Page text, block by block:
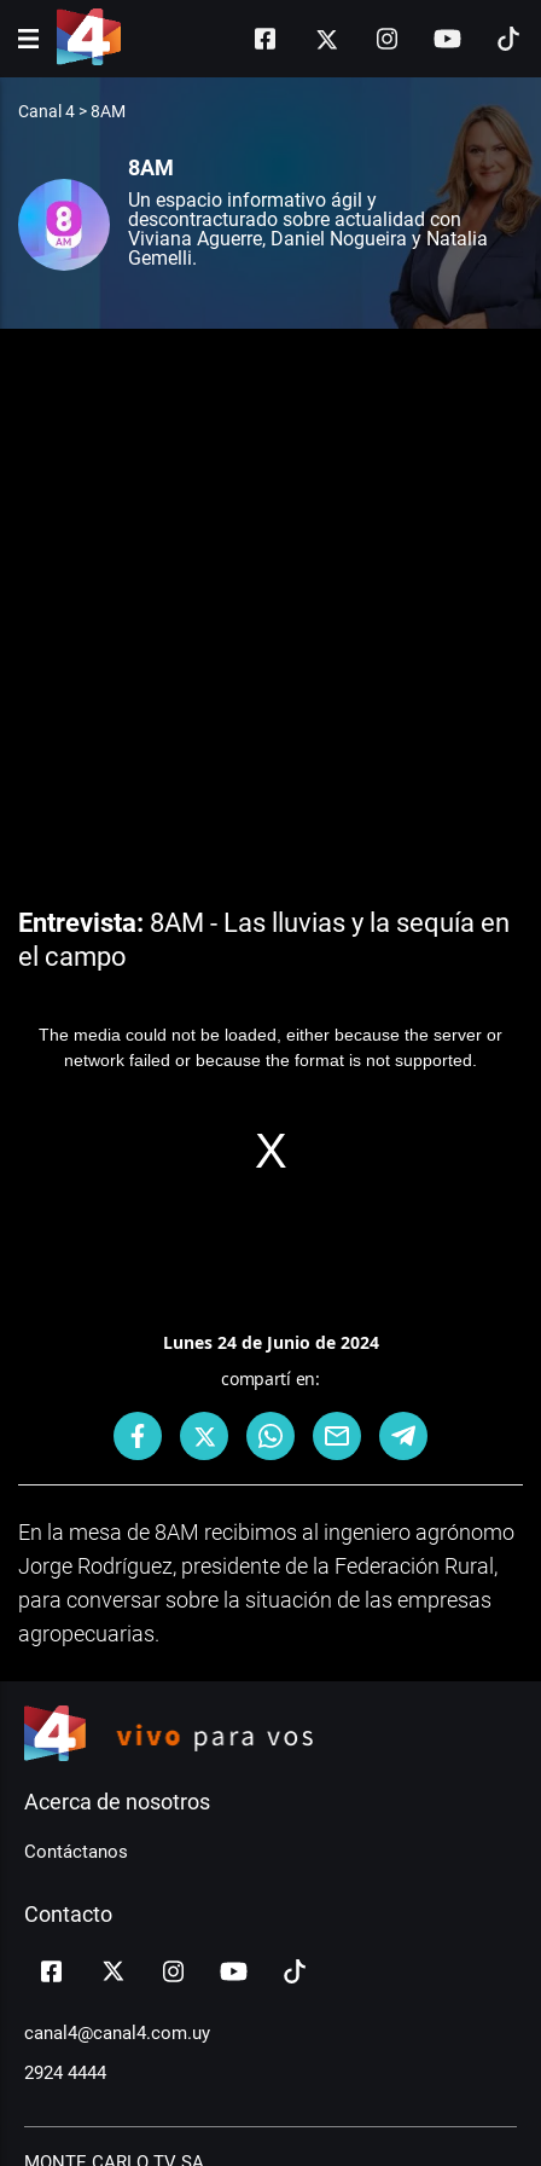
Canal 4 >8AM
8AM
Un espacio informativo ágil y
descontracturado sobre actualidad con
Viviana Aguerre, Daniel Nogueira y Natalia
Gemelli.
Entrevista 8AM - Las lluvias y la sequía en
el campo
The media could not be loaded, either because the server or
network failed or because the format is not supported.
Lunes 24 de Junio de 2024
compartí en:
En la mesa de 8AM recibimos al ingeniero agrónomo
Jorge Rodríguez, presidente de la Federación Rural,
para conversar sobre la situación de las empresas
agropecuarias.
Acerca de nosotros
Contáctanos
Contacto
canal4@canal4.com.uy
2924 4444